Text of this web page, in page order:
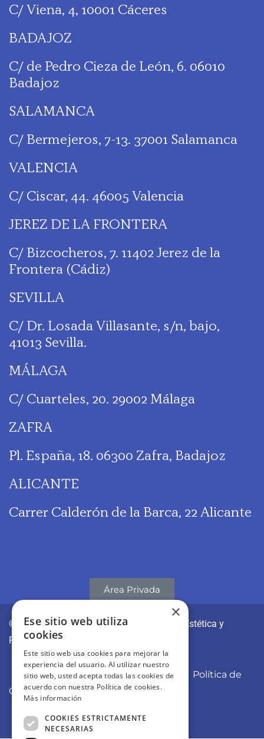
C/ Viena, 4, 10001 Cáceres
BADAJOZ
C/ de Pedro Cieza de León, 6. 06010
Badajoz
SALAMANCA
C/ Bermejeros, 7-13. 37001 Salamanca
VALENCIA
C/ Ciscar, 44. 46005 Valencia
JEREZ DE LA FRONTERA
C/ Bizcocheros, 7. 11402 Jerez de la
Frontera (Cádiz)
SEVILLA
C/ Dr. Losada Villasante, s/n, bajo,
41013 Sevilla.
MÁLAGA
C/ Cuarteles, 20. 29002 Málaga
ZAFRA
Pl. España, 18. 06300 Zafra, Badajoz
ALICANTE
Carrer Calderón de la Barca, 22 Alicante
Área Privada
© CLÍNICAS REVITAE | Medicina y Cirugía Estética y
Regenerativa
Aviso Legal Política de Privacidad
Política de
Cookies
×
Ese sitio web utiliza
cookies
Este sitio web usa cookies para mejorar la
experiencia del usuario. Al utilizar nuestro
sitio web, usted acepta todas las cookies de
acuerdo con nuestra Política de cookies.
Más información
COOKIES ESTRICTAMENTE
NECESARIAS